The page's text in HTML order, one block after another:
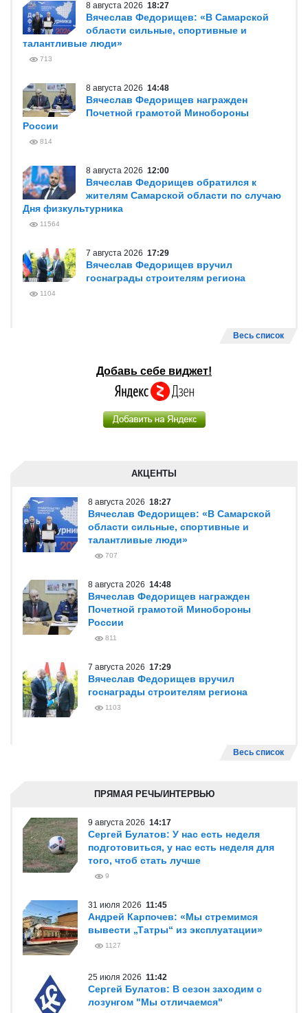
8 августа 2026 18:27
Вячеслав Федорищев: «В Самарской
области сильные, спортивные и
талантливые люди»
713
8 августа 2026 14:48
Вячеслав Федорищев награжден
Почетной грамотой Минобороны
России
814
8 августа 2026 12:00
Вячеслав Федорищев обратился к
жителям Самарской области по случаю
Дня физкультурника
11564
7 августа 2026 17:29
Вячеслав Федорищев вручил
госнаграды строителям региона
1104
Весь список
Добавь себе виджет!
АКЦЕНТЫ
8 августа 2026 18:27
Вячеслав Федорищев: «В Самарской
области сильные, спортивные и
талантливые люди»
707
8 августа 2026 14:48
Вячеслав Федорищев награжден
Почетной грамотой Минобороны
России
811
7 августа 2026 17:29
Вячеслав Федорищев вручил
госнаграды строителям региона
1103
Весь список
ПРЯМАЯ РЕЧЬ/ИНТЕРВЬЮ
9 августа 2026 14:17
Сергей Булатов: У нас есть неделя
подготовиться, у нас есть неделя для
того, чтоб стать лучше
9
31 июля 2026 11:45
Андрей Карпочев: «Мы стремимся
вывести „Татры“ из эксплуатации»
1127
25 июля 2026 11:42
Сергей Булатов: В сезон заходим с
лозунгом "Мы отличаемся"